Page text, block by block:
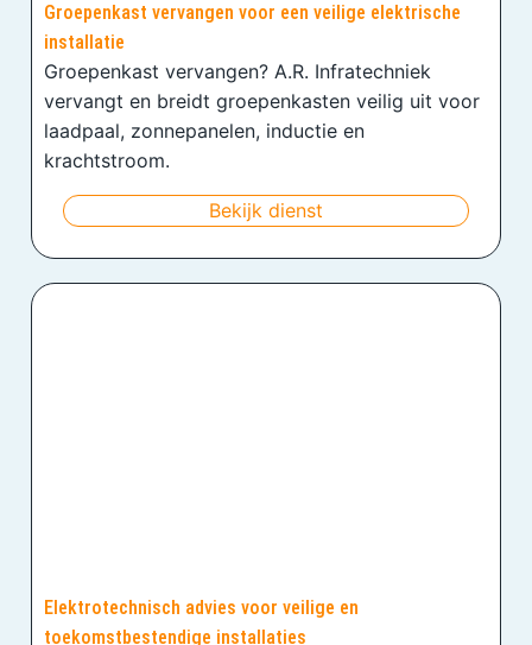
Groepenkast vervangen voor een veilige elektrische
installatie
Groepenkast vervangen? A.R. Infratechniek
vervangt en breidt groepenkasten veilig uit voor
laadpaal, zonnepanelen, inductie en
krachtstroom.
Bekijk dienst
Elektrotechnisch advies voor veilige en
toekomstbestendige installaties